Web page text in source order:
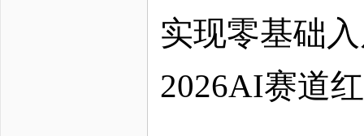
实现零基础
2026AI赛道